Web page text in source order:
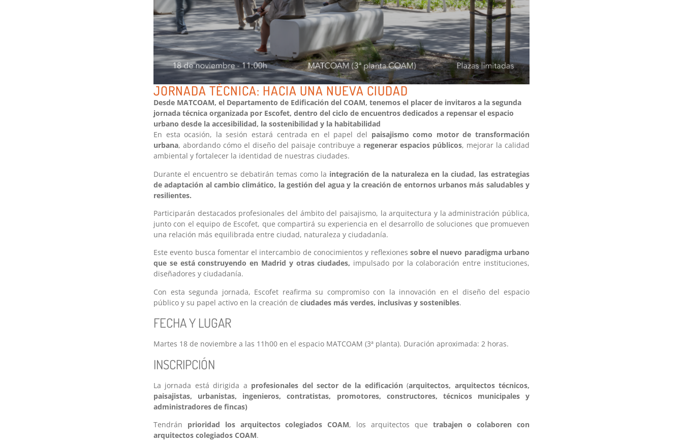
JORNADA TÉCNICA: HACIA UNA NUEVA CIUDAD
Desde MATCOAM, el Departamento de Edificación del COAM, tenemos el placer de invitaros a la segunda
jornada técnica organizada por Escofet, dentro del ciclo de encuentros dedicados a repensar el espacio
urbano desde la accesibilidad, la sostenibilidad y la habitabilidad
En esta ocasión, la sesión estará centrada en el papel del paisajismo como motor de transformación
urbana, abordando cómo el diseño del paisaje contribuye a regenerar espacios públicos, mejorar la calidad
ambiental y fortalecer la identidad de nuestras ciudades.
Durante el encuentro se debatirán temas como la integración de la naturaleza en la ciudad, las estrategias
de adaptación al cambio climático, la gestión del agua y la creación de entornos urbanos más saludables y
resilientes.
Participarán destacados profesionales del ámbito del paisajismo, la arquitectura y la administración pública,
junto con el equipo de Escofet, que compartirá su experiencia en el desarrollo de soluciones que promueven
una relación más equilibrada entre ciudad, naturaleza y ciudadanía.
Este evento busca fomentar el intercambio de conocimientos y reflexiones sobre el nuevo paradigma urbano
que se está construyendo en Madrid y otras ciudades, impulsado por la colaboración entre instituciones,
diseñadores y ciudadanía.
Con esta segunda jornada, Escofet reafirma su compromiso con la innovación en el diseño del espacio
público y su papel activo en la creación de ciudades más verdes, inclusivas y sostenibles.
FECHA Y LUGAR
Martes 18 de noviembre a las 11h00 en el espacio MATCOAM (3ª planta). Duración aproximada: 2 horas.
INSCRIPCIÓN
La jornada está dirigida a profesionales del sector de la edificación (arquitectos, arquitectos técnicos,
paisajistas, urbanistas, ingenieros, contratistas, promotores, constructores, técnicos municipales y
administradores de fincas)
Tendrán prioridad los arquitectos colegiados COAM, los arquitectos que trabajen o colaboren con
arquitectos colegiados COAM.